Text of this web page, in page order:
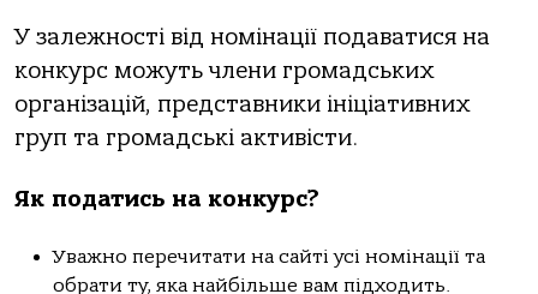
У залежності від номінації подаватися на
конкурс можуть члени громадських
організацій, представники ініціативних
груп та громадські активісти.
Як податись на конкурс?
Уважно перечитати на сайті усі номінації та
обрати ту, яка найбільше вам підходить.